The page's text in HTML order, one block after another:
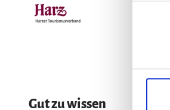
Gut zu wissen